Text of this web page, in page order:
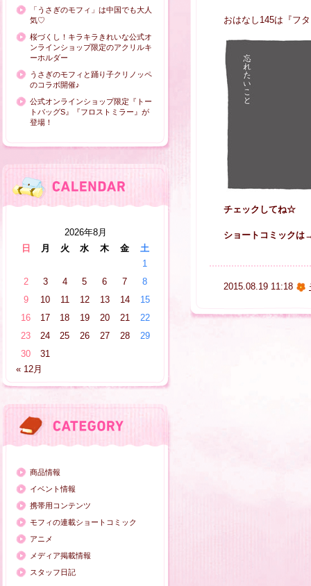
「うさぎのモフィ」は中国でも大人
気♡
桜づくし！キラキラきれいな公式オ
ンラインショップ限定のアクリルキ
ーホルダー
うさぎのモフィと踊り子クリノッペ
のコラボ開催♪
公式オンラインショップ限定『トー
トバッグS』『フロストミラー』が
登場！
2026年8月
日
月 火 水 木 金
土
1
2
3 4 5 6 7
8
9
10 11 12 13 14
15
16
17 18 19 20 21
22
23
24 25 26 27 28
29
30
31
« 12月
商品情報
イベント情報
携帯用コンテンツ
モフィの連載ショートコミック
アニメ
メディア掲載情報
スタッフ日記
おはなし145は『フ
チェックしてね☆
ショートコミック
2015.08.19 11:18